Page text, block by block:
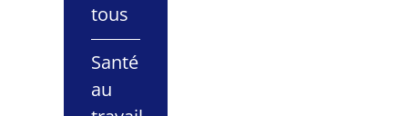
tous
Santé
au